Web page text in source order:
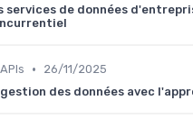
services de données
•
26/11/2025
des données avec